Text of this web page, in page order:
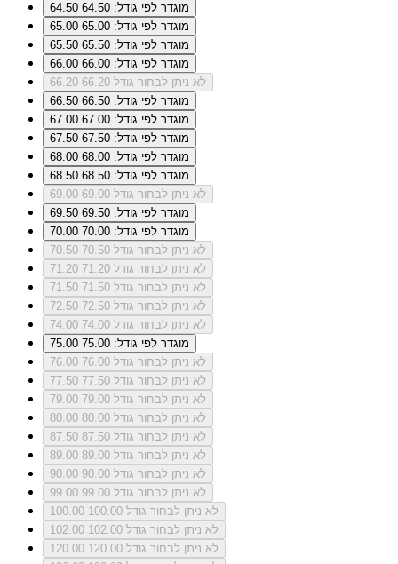
64.50
מוגדר לפי גודל: 64.50
65.00
מוגדר לפי גודל: 65.00
65.50
מוגדר לפי גודל: 65.50
66.00
מוגדר לפי גודל: 66.00
66.20
לא ניתן לבחור גודל 66.20
66.50
מוגדר לפי גודל: 66.50
67.00
מוגדר לפי גודל: 67.00
67.50
מוגדר לפי גודל: 67.50
68.00
מוגדר לפי גודל: 68.00
68.50
מוגדר לפי גודל: 68.50
69.00
לא ניתן לבחור גודל 69.00
69.50
מוגדר לפי גודל: 69.50
70.00
מוגדר לפי גודל: 70.00
70.50
לא ניתן לבחור גודל 70.50
71.20
לא ניתן לבחור גודל 71.20
71.50
לא ניתן לבחור גודל 71.50
72.50
לא ניתן לבחור גודל 72.50
74.00
לא ניתן לבחור גודל 74.00
75.00
מוגדר לפי גודל: 75.00
76.00
לא ניתן לבחור גודל 76.00
77.50
לא ניתן לבחור גודל 77.50
79.00
לא ניתן לבחור גודל 79.00
80.00
לא ניתן לבחור גודל 80.00
87.50
לא ניתן לבחור גודל 87.50
89.00
לא ניתן לבחור גודל 89.00
90.00
לא ניתן לבחור גודל 90.00
99.00
לא ניתן לבחור גודל 99.00
100.00
לא ניתן לבחור גודל 100.00
102.00
לא ניתן לבחור גודל 102.00
120.00
לא ניתן לבחור גודל 120.00